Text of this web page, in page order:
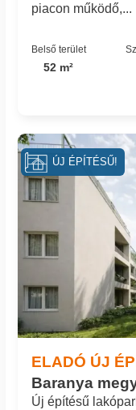
piacon működő,...
Belső terület
52 m²
ELADÓ ÚJ
Baranya
Új építésű
ÚJ ÉPÍTÉSŰ!